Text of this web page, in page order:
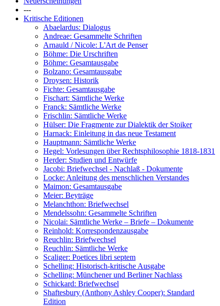
---
Kritische Editionen
Abaelardus: Dialogus
Andreae: Gesammelte Schriften
Arnauld / Nicole: L'Art de Penser
Böhme: Die Urschriften
Böhme: Gesamtausgabe
Bolzano: Gesamtausgabe
Droysen: Historik
Fichte: Gesamtausgabe
Fischart: Sämtliche Werke
Franck: Sämtliche Werke
Frischlin: Sämtliche Werke
Hülser: Die Fragmente zur Dialektik der Stoiker
Harnack: Einleitung in das neue Testament
Hauptmann: Sämtliche Werke
Hegel: Vorlesungen über Rechtsphilosophie 1818-1831
Herder: Studien und Entwürfe
Jacobi: Briefwechsel - Nachlaß - Dokumente
Locke: Anleitung des menschlichen Verstandes
Maimon: Gesamtausgabe
Meier: Beyträge
Melanchthon: Briefwechsel
Mendelssohn: Gesammelte Schriften
Nicolai: Sämtliche Werke – Briefe – Dokumente
Reinhold: Korrespondenzausgabe
Reuchlin: Briefwechsel
Reuchlin: Sämtliche Werke
Scaliger: Poetices libri septem
Schelling: Historisch-kritische Ausgabe
Schelling: Münchener und Berliner Nachlass
Schickard: Briefwechsel
Shaftesbury (Anthony Ashley Cooper): Standard
Edition